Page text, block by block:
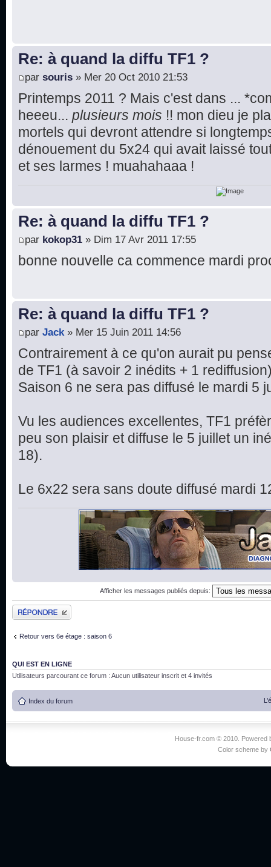
Re: à quand la diffu TF1 ?
par souris » Mer 20 Oct 2010 21:53
Printemps 2011 ? Mais c'est dans ...
heeeu... plusieurs mois !! mon dieu je
mortels qui devront attendre si
dénouement du 5x24 qui avait laissé
et ses larmes ! muahahaaa !
Re: à quand la diffu TF1 ?
par kokop31 » Dim 17 Avr 2011 17:55
bonne nouvelle ca commence mardi
Re: à quand la diffu TF1 ?
par Jack » Mer 15 Juin 2011 14:56
Contrairement à ce qu'on aurait pu
de TF1 (à savoir 2 inédits + 1
Saison 6 ne sera pas diffusé le mardi 5
Vu les audiences excellentes, TF1
peu son plaisir et diffuse le 5 juillet un
18).
Le 6x22 sera sans doute diffusé mardi
Afficher les messages publiés depuis:
Publier une réponse
Retour vers 6e étage : saison 6
QUI EST EN LIGNE
Utilisateurs parcourant ce forum : Aucun utilisateur inscrit et 4 invités
Index du forum
House-fr.com © 2010. Powered
Color scheme by